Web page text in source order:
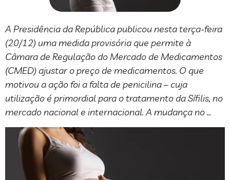
A Presidência da República publicou nesta terça-feira
(20/12) uma medida provisória que permite à
Câmara de Regulação do Mercado de Medicamentos
(CMED) ajustar o preço de medicamentos. O que
motivou a ação foi a falta de penicilina – cuja
utilização é primordial para o tratamento da Sífilis, no
mercado nacional e internacional. A mudança no …